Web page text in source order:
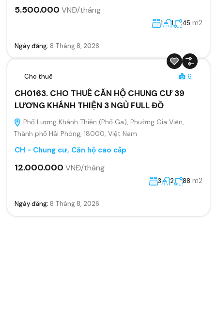
5.500.000 VNĐ/tháng
1 1 45 m2
Ngày đăng: 8 Tháng 8, 2026
Cho thuê 6
CH0163. CHO THUÊ CĂN HỘ CHUNG CƯ 39
LƯƠNG KHÁNH THIỆN 3 NGỦ FULL ĐỒ
Phố Lương Khánh Thiện (Phố Ga), Phường Gia Viên,
Thành phố Hải Phòng, 18000, Việt Nam
CH - Chung cư, Căn hộ cao cấp
12.000.000 VNĐ/tháng
3 2 88 m2
Ngày đăng: 8 Tháng 8, 2026